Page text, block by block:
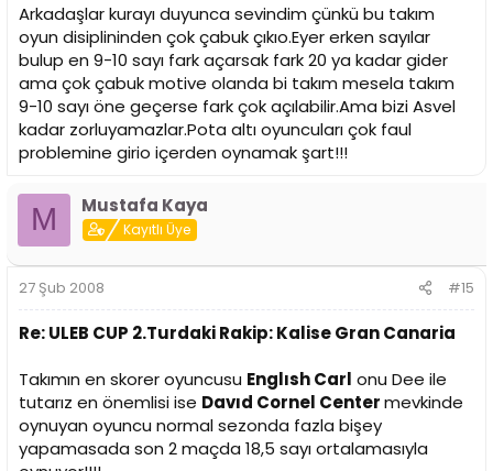
Arkadaşlar kurayı duyunca sevindim çünkü bu takım
oyun disiplininden çok çabuk çıkıo.Eyer erken sayılar
bulup en 9-10 sayı fark açarsak fark 20 ya kadar gider
ama çok çabuk motive olanda bi takım mesela takım
9-10 sayı öne geçerse fark çok açılabilir.Ama bizi Asvel
kadar zorluyamazlar.Pota altı oyuncuları çok faul
problemine girio içerden oynamak şart!!!
M Mustafa Kaya
Kayıtlı Üye
27 Şub 2008 #15
Re: ULEB CUP 2.Turdaki Rakip: Kalise Gran Canaria
Takımın en skorer oyuncusu Englısh Carl onu Dee ile
tutarız en önemlisi ise Davıd Cornel Centermevkinde
oynuyan oyuncu normal sezonda fazla bişey
yapamasada son 2 maçda 18,5 sayı ortalamasıyla